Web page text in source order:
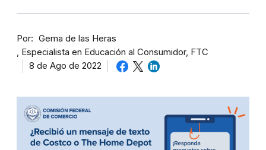
Por
Gema de las Heras
Especialista en Educación al Consumidor, FTC
8 de Ago de 2022